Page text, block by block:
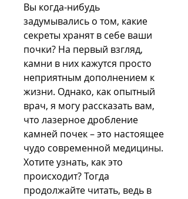
Вы когда-нибудь
задумывались о том, какие
секреты хранят в себе ваши
почки? На первый взгляд,
камни в них кажутся просто
неприятным дополнением к
жизни. Однако, как опытный
врач, я могу рассказать вам,
что лазерное дробление
камней почек – это настоящее
чудо современной медицины.
Хотите узнать, как это
происходит? Тогда
продолжайте читать, ведь в